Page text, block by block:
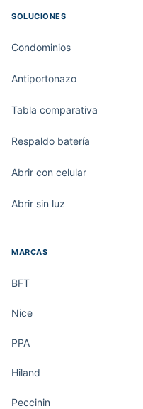
SOLUCIONES
Condominios
Antiportonazo
Tabla comparativa
Respaldo batería
Abrir con celular
Abrir sin luz
MARCAS
BFT
Nice
PPA
Hiland
Peccinin